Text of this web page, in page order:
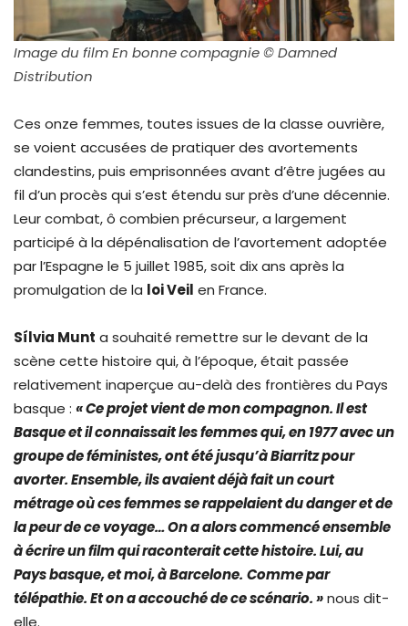
Image du film En bonne compagnie © Damned
Distribution
Ces onze femmes, toutes issues de la classe ouvrière,
se voient accusées de pratiquer des avortements
clandestins, puis emprisonnées avant d’être jugées au
fil d’un procès qui s’est étendu sur près d’une décennie.
Leur combat, ô combien précurseur, a largement
participé à la dépénalisation de l’avortement adoptée
par l’Espagne le 5 juillet 1985, soit dix ans après la
promulgation de la loi Veil en France.
Sílvia Munt a souhaité remettre sur le devant de la
scène cette histoire qui, à l’époque, était passée
relativement inaperçue au-delà des frontières du Pays
basque : « Ce projet vient de mon compagnon. Il est
Basque et il connaissait les femmes qui, en 1977 avec un
groupe de féministes, ont été jusqu’à Biarritz pour
avorter. Ensemble, ils avaient déjà fait un court
métrage où ces femmes se rappelaient du danger et de
la peur de ce voyage… On a alors commencé ensemble
à écrire un film qui raconterait cette histoire. Lui, au
Pays basque, et moi, à Barcelone. Comme par
télépathie. Et on a accouché de ce scénario. »nous dit-
elle.